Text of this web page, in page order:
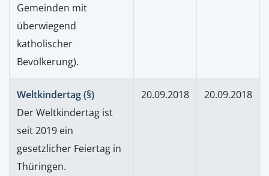
Gemeinden mit
überwiegend
katholischer
Bevölkerung).
Weltkindertag (§)
Der Weltkindertag ist
seit 2019 ein
gesetzlicher Feiertag in
Thüringen.
20.09.2018 20.09.2018